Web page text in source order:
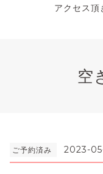
アクセス頂
空
ご予約済み 2023-